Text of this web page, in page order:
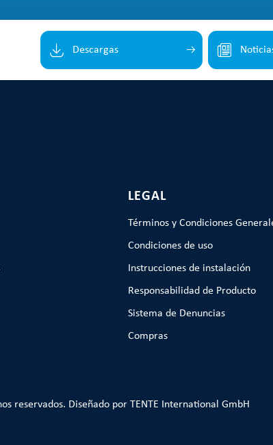
Descargas
LEGAL
Términos y Condiciones
Condiciones de uso
Instrucciones de instalación
Responsabilidad de Producto
Sistema de Denuncias
Compras
reservados. Diseñado por TENTE International GmbH